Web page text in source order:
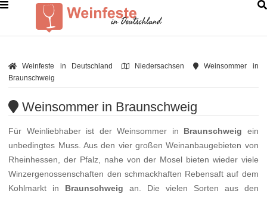
Weinfeste in Deutschland Niedersachsen
Weinsommer in
Braunschweig
Weinsommer in Braunschweig
Für Weinliebhaber ist der Weinsommer in Braunschweig ein
unbedingtes Muss. Aus den vier großen Weinanbaugebieten von
Rheinhessen, der Pfalz, nahe von der Mosel bieten wieder viele
Winzergenossenschaften den schmackhaften Rebensaft auf dem
Kohlmarkt in Braunschweig an. Die vielen Sorten aus den